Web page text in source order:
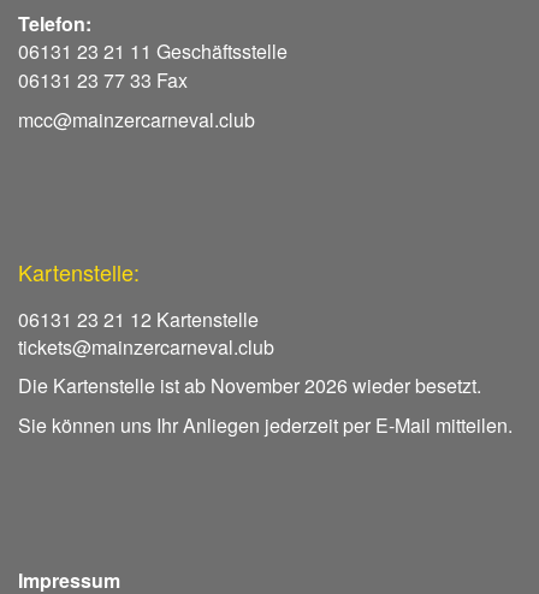
Telefon:
06131 23 21 11 Geschäftsstelle
06131 23 77 33 Fax
mcc@mainzercarneval.club
Kartenstelle:
06131 23 21 12 Kartenstelle
tickets@mainzercarneval.club
Die Kartenstelle ist ab November 2026 wieder besetzt.
Sie können uns Ihr Anliegen jederzeit per E-Mail mitteilen.
Impressum